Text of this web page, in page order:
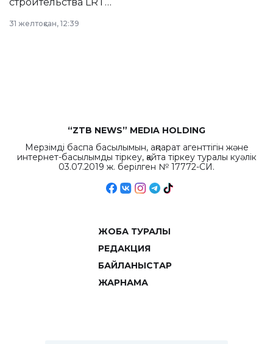
республиканского
31 желтоқсан, 12:39
“ZTB NEWS” MEDIA HOLDING
Мерзімді баспа басылымын, ақпарат агенттігін және
интернет-басылымды тіркеу, қайта тіркеу туралы куәлік
03.07.2019 ж. берілген № 17772-СИ.
ЖОБА ТУРАЛЫ
РЕДАКЦИЯ
БАЙЛАНЫСТАР
ЖАРНАМА